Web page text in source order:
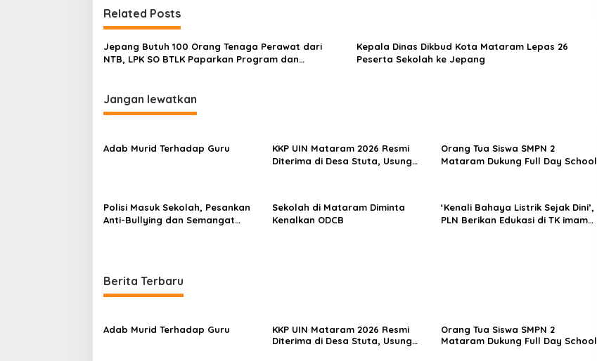
Related Posts
Jepang Butuh 100 Orang Tenaga Perawat dari
NTB, LPK SO BTLK Paparkan Program dan
Kepala Dinas Dikbud Kota Mataram Lepas 26
Peserta Sekolah ke Jepang
Jangan lewatkan
Adab Murid Terhadap Guru
KKP UIN Mataram 2026 Resmi
Diterima di Desa Stuta, Usung
Orang Tua Siswa SMPN 2
Mataram Dukung Full Day School
Polisi Masuk Sekolah, Pesankan
Anti-Bullying dan Semangat
Sekolah di Mataram Diminta
Kenalkan ODCB
‘Kenali Bahaya Listrik Sejak Dini’,
PLN Berikan Edukasi di TK imam
Berita Terbaru
Adab Murid Terhadap Guru
KKP UIN Mataram 2026 Resmi
Diterima di Desa Stuta, Usung
Orang Tua Siswa SMPN 2
Mataram Dukung Full Day School
Usai Pimpin DPW PAN NTB,
Muazzim Akbar Pimpin DPW PAN
April 26, 2025 Di Politik | April 26, 2025
Amerika Serikat dan Indonesia
Di Politik | September 12, 2024